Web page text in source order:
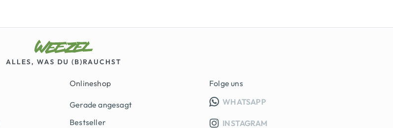
ALLES, WAS DU (B)RAUCHST
Onlineshop
Gerade angesagt
Bestseller
Folge uns
WHATSAPPINFO GRUPPE (OEFFNET IN
INSTAGRAM